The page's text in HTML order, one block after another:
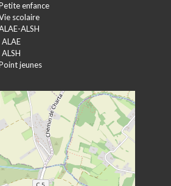
enfance
scolaire
ALSH
ALAE
ALSH
jeunes
&
SOLIDARITÉ
municipales
La commission
de retraite La
chartreuse